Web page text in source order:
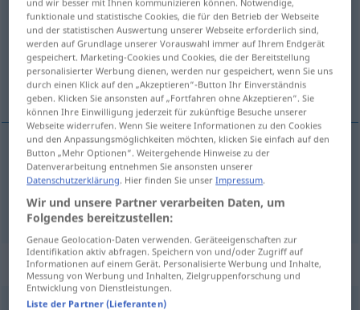
Übersicht aller Übersetzungen
(Für mehr Details die Übersetzung anklicken/antippen)
ligue, lío, enredo
m(amoroso),enredom Liaison
liguem Liaison UMG
Synonyme für "Liaison"
funktionale und statistische Cookies, die für den Betrieb der Webseite
und der statistischen Auswertung unserer Webseite erforderlich sind,
werden auf Grundlage unserer Vorauswahl immer auf Ihrem Endgerät
gespeichert. Marketing-Cookies und Cookies, die der Bereitstellung
personalisierter Werbung dienen, werden nur gespeichert, wenn Sie uns
durch einen Klick auf den „Akzeptieren“-Button Ihr Einverständnis
geben. Klicken Sie ansonsten auf „Fortfahren ohne Akzeptieren“. Sie
können Ihre Einwilligung jederzeit für zukünftige Besuche unserer
Webseite widerrufen. Wenn Sie weitere Informationen zu den Cookies
und den Anpassungsmöglichkeiten möchten, klicken Sie einfach auf den
Button „Mehr Optionen“. Weitergehende Hinweise zu der
Datenverarbeitung entnehmen Sie ansonsten unserer
Datenschutzerklärung . Hier finden Sie unserImpressum
Wir und unsere Partner verarbeiten Daten, um
Folgendes bereitzustellen:
Genaue Geolocation-Daten verwenden. Geräteeigenschaften zur
Identifikation aktiv abfragen. Speichern von und/oder Zugriff auf
Informationen auf einem Gerät. Personalisierte Werbung und Inhalte,
Messung von Werbung und Inhalten, Zielgruppenforschung und
Entwicklung von Dienstleistungen.
Liste der Partner (Lieferanten)